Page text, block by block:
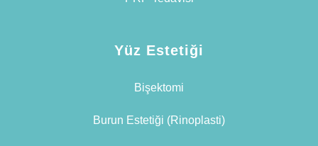
Yüz Estetiği
Bişektomi
Burun Estetiği (Rinoplasti)